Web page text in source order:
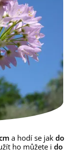
a hodí se jak do
ho můžete i do